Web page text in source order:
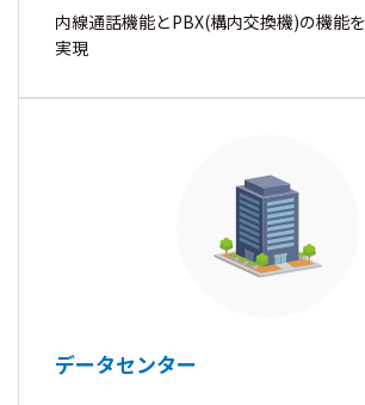
内線通話機能とPBX(構内交換機)の機能
実現
データセンター